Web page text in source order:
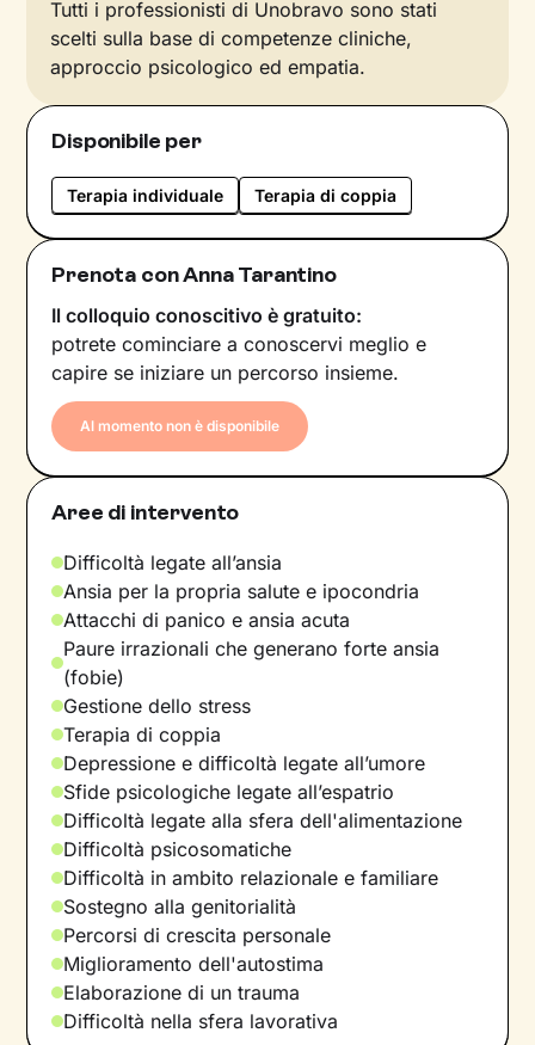
Tutti i professionisti di Unobravo sono stati
scelti sulla base di competenze cliniche,
approccio psicologico ed empatia.
Disponibile per
Terapia individuale Terapia di coppia
Prenota con Anna Tarantino
Il colloquio conoscitivo è gratuito:
potrete cominciare a conoscervi meglio e
capire se iniziare un percorso insieme.
Al momento non è disponibile
Aree di intervento
Difficoltà legate all’ansia
Ansia per la propria salute e ipocondria
Attacchi di panico e ansia acuta
Paure irrazionali che generano forte ansia
(fobie)
Gestione dello stress
Terapia di coppia
Depressione e difficoltà legate all’umore
Sfide psicologiche legate all’espatrio
Difficoltà legate alla sfera dell'alimentazione
Difficoltà psicosomatiche
Difficoltà in ambito relazionale e familiare
Sostegno alla genitorialità
Percorsi di crescita personale
Miglioramento dell'autostima
Elaborazione di un trauma
Difficoltà nella sfera lavorativa